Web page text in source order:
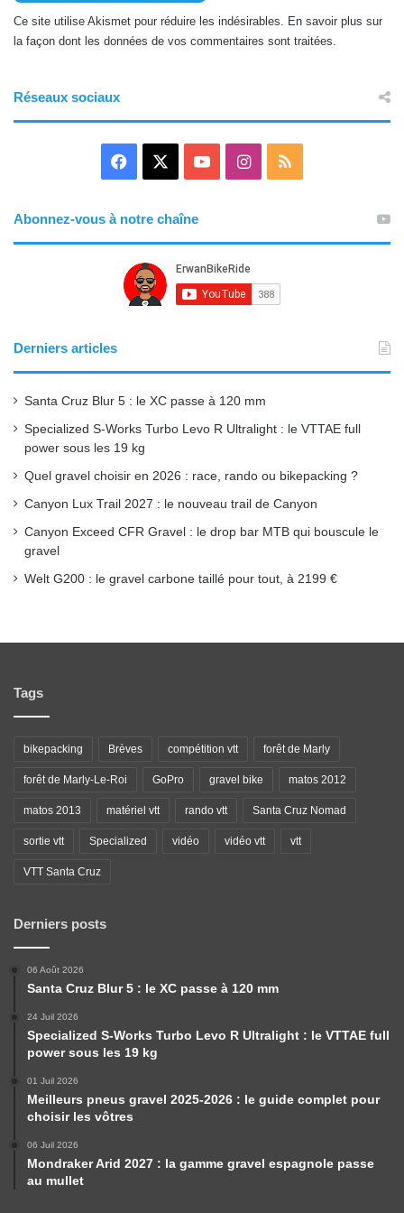
Ce site utilise Akismet pour réduire les indésirables. En savoir plus sur
la façon dont les données de vos commentaires sont traitées.
Réseaux sociaux
e
b
o
T
u
e
I
a
r
Abonnez-vous à notre chaîne
Derniers articles
Santa Cruz Blur 5 : le XC passe à 120 mm
Specialized S-Works Turbo Levo R Ultralight : le VTTAE full
power sous les 19 kg
Quel gravel choisir en 2026 : race, rando ou bikepacking ?
Canyon Lux Trail 2027 : le nouveau trail de Canyon
Canyon Exceed CFR Gravel : le drop bar MTB qui bouscule le
gravel
Welt G200 : le gravel carbone taillé pour tout, à 2199 €
Tags
bikepacking Brèves compétition vtt forêt de Marly
forêt de Marly-Le-Roi GoPro gravel bike matos 2012
matos 2013 matériel vtt rando vtt Santa Cruz Nomad
sortie vtt Specialized vidéo vidéo vtt vtt
VTT Santa Cruz
Derniers posts
06 Août 2026
Santa Cruz Blur 5 : le XC passe à 120 mm
24 Juil 2026
Specialized S-Works Turbo Levo R Ultralight : le VTTAE full
power sous les 19 kg
01 Juil 2026
Meilleurs pneus gravel 2025-2026 : le guide complet pour
choisir les vôtres
06 Juil 2026
Mondraker Arid 2027 : la gamme gravel espagnole passe
au mullet